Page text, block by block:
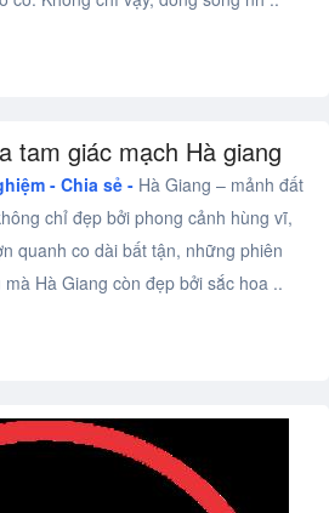
tam giác mạch Hà giang
- Chia sẻ - Hà Giang – mảnh đất
chỉ đẹp bởi phong cảnh hùng vĩ,
quanh co dài bất tận, những phiên
Hà Giang còn đẹp bởi sắc hoa ..